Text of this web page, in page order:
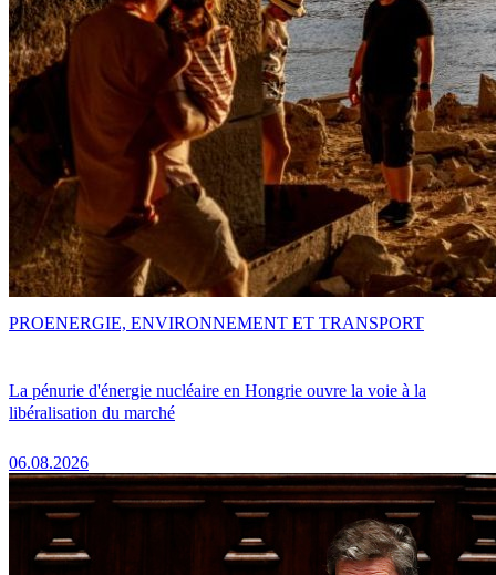
La pénurie d'énergie nucléaire en Hongrie ouvre la voie à la
libéralisation du marché
06.08.2026
PROENERGIE, ENVIRONNEMENT ET TRANSPORT